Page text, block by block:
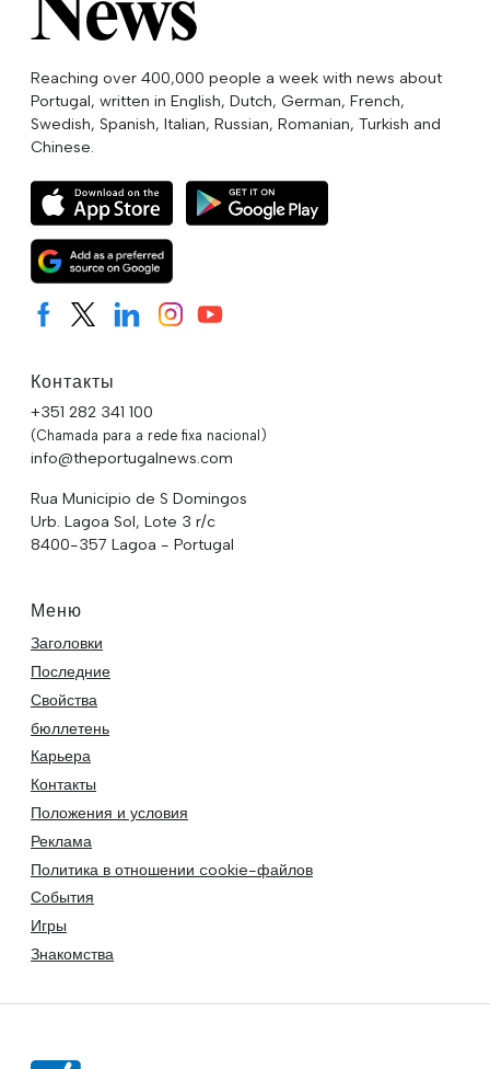
Reaching over 400,000 people a week with news about
Portugal, written in English, Dutch, German, French,
Swedish, Spanish, Italian, Russian, Romanian, Turkish and
Chinese.
Контакты
+351 282 341 100
(Chamada para a rede fixa nacional)
info@theportugalnews.com
Rua Municipio de S Domingos
Urb. Lagoa Sol, Lote 3 r/c
8400-357 Lagoa - Portugal
Меню
Заголовки
Последние
Свойства
бюллетень
Карьера
Контакты
Положения и условия
Реклама
Политика в отношении cookie-файлов
События
Игры
Знакомства